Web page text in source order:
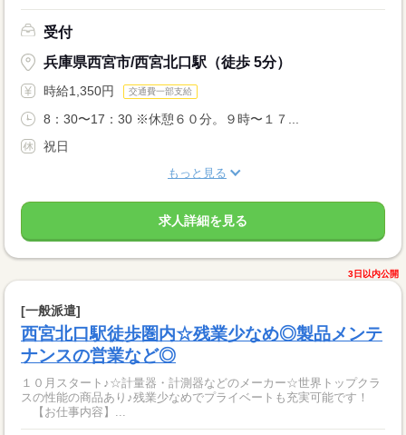
受付
兵庫県西宮市/西宮北口駅（徒歩 5分）
時給1,350円 交通費一部支給
8：30〜17：30 ※休憩６０分。９時〜１７...
祝日
もっと見る
求人詳細を見る
3日以内公開
[一般派遣]
西宮北口駅徒歩圏内☆残業少なめ◎製品メンテ
ナンスの営業など◎
１０月スタート♪☆計量器・計測器などのメーカー☆世界トップクラ
スの性能の商品あり♪残業少なめでプライベートも充実可能です！
【お仕事内容】...